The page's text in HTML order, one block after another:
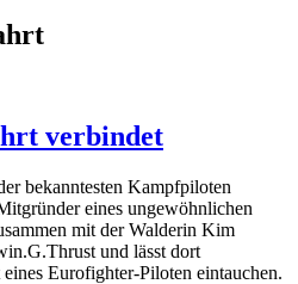
verbindet
bekanntesten Kampfpiloten
eines ungewöhnlichen
mit der Walderin Kim
und lässt dort
Eurofighter-Piloten eintauchen.